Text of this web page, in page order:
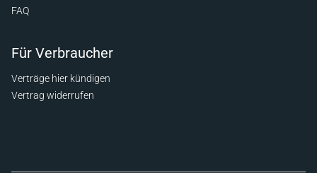
FAQ
Für Verbraucher
Verträge hier kündigen
Vertrag widerrufen